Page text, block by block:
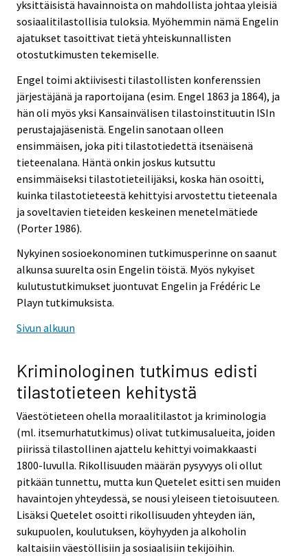
yksittäisistä havainnoista on mahdollista johtaa yleisiä
sosiaalitilastollisia tuloksia. Myöhemmin nämä Engelin
ajatukset tasoittivat tietä yhteiskunnallisten
otostutkimusten tekemiselle.
Engel toimi aktiivisesti tilastollisten konferenssien
järjestäjänä ja raportoijana (esim. Engel 1863 ja 1864), ja
hän oli myös yksi Kansainvälisen tilastoinstituutin ISIn
perustajajäsenistä. Engelin sanotaan olleen
ensimmäisen, joka piti tilastotiedettä itsenäisenä
tieteenalana. Häntä onkin joskus kutsuttu
ensimmäiseksi tilastotieteilijäksi, koska hän osoitti,
kuinka tilastotieteestä kehittyisi arvostettu tieteenala
ja soveltavien tieteiden keskeinen menetelmätiede
(Porter 1986).
Nykyinen sosioekonominen tutkimusperinne on saanut
alkunsa suurelta osin Engelin töistä. Myös nykyiset
kulutustutkimukset juontuvat Engelin ja Frédéric Le
Playn tutkimuksista.
Sivun alkuun
Kriminologinen tutkimus edisti
tilastotieteen kehitystä
Väestötieteen ohella moraalitilastot ja kriminologia
(ml. itsemurhatutkimus) olivat tutkimusalueita, joiden
piirissä tilastollinen ajattelu kehittyi voimakkaasti
1800-luvulla. Rikollisuuden määrän pysyvyys oli ollut
pitkään tunnettu, mutta kun Quetelet esitti sen muiden
havaintojen yhteydessä, se nousi yleiseen tietoisuuteen.
Lisäksi Quetelet osoitti rikollisuuden yhteyden iän,
sukupuolen, koulutuksen, köyhyyden ja alkoholin
kaltaisiin väestöllisiin ja sosiaalisiin tekijöihin.